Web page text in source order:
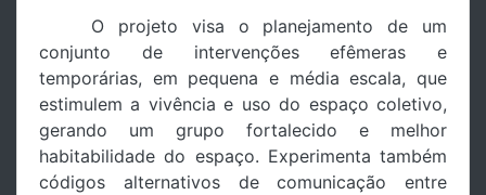
O projeto visa o planejamento de um
conjunto de intervenções efêmeras e
temporárias, em pequena e média escala, que
estimulem a vivência e uso do espaço coletivo,
gerando um grupo fortalecido e melhor
habitabilidade do espaço. Experimenta também
códigos alternativos de comunicação entre